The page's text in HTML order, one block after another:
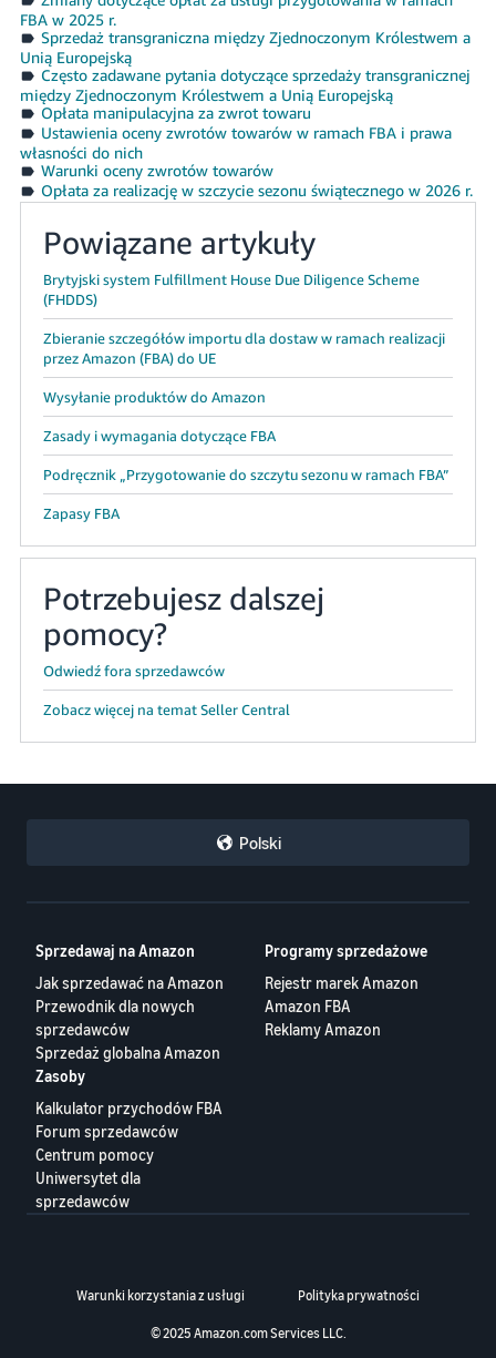
FBA w 2025 r.
Sprzedaż transgraniczna między Zjednoczonym Królestwem a
Unią Europejską
Często zadawane pytania dotyczące sprzedaży transgranicznej
między Zjednoczonym Królestwem a Unią Europejską
Opłata manipulacyjna za zwrot towaru
Ustawienia oceny zwrotów towarów w ramach FBA i prawa
własności do nich
Warunki oceny zwrotów towarów
Opłata za realizację w szczycie sezonu świątecznego w 2026 r.
Powiązane artykuły
Brytyjski system Fulfillment House Due Diligence Scheme
(FHDDS)
Zbieranie szczegółów importu dla dostaw w ramach realizacji
przez Amazon (FBA) do UE
Wysyłanie produktów do Amazon
Zasady i wymagania dotyczące FBA
Podręcznik „Przygotowanie do szczytu sezonu w ramach FBA”
Zapasy FBA
Potrzebujesz dalszej
pomocy?
Odwiedź fora sprzedawców
Zobacz więcej na temat Seller Central
Polski
Sprzedawaj na Amazon
Jak sprzedawać na Amazon
Przewodnik dla nowych
sprzedawców
Sprzedaż globalna Amazon
Programy sprzedażowe
Rejestr marek Amazon
Amazon FBA
Reklamy Amazon
Zasoby
Kalkulator przychodów FBA
Forum sprzedawców
Centrum pomocy
Uniwersytet dla
sprzedawców
Warunki korzystania z usługi Polityka prywatności
© 2025 Amazon.com Services LLC.